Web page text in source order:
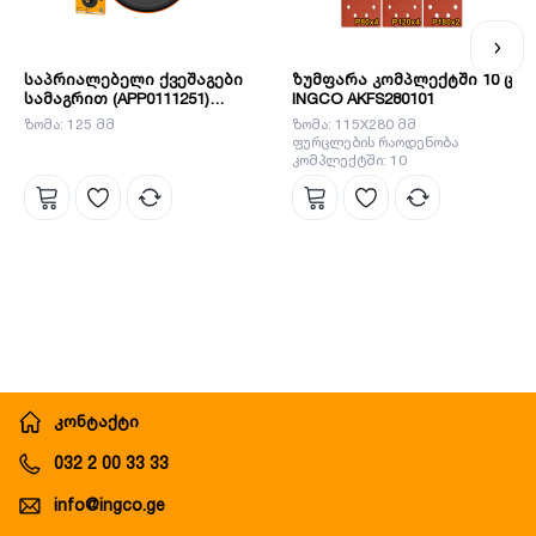
საპრიალებელი ქვეშაგები
სამაგრით (APP0111251)
INGCO
ზომა: 125 მმ
ზუმფარა კომპლექტში 10 ც
INGCO AKFS280101
ზომა: 115X280 მმ
ფურცლების რაოდენობა
კომპლექტში: 10
კონტაქტი
032 2 00 33 33
info@ingco.ge